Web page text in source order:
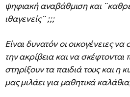
ψηφιακή αναβάθμιση και
ιθαγενείς¨ ;;;
Είναι δυνατόν οι οικογένειες
την ακρίβεια και να σκέφτονται
στηρίξουν τα παιδιά τους και η
μας μιλάει για μαθητικά